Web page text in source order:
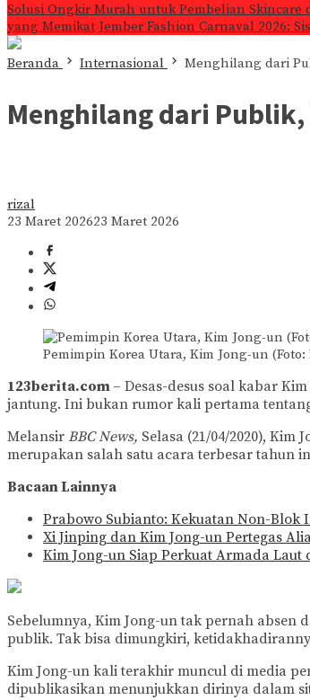
Solusi Ongkir Murah untuk Pembelian Skincare
yang Memikat Jember Fashion Carnaval 2026:
Beranda Internasional Menghilang dari
Menghilang dari
rizal
23 Maret 202623 Maret 2026
Pemimpin Korea Utara, Kim Jong-un (Foto:
123berita.com – Desas-desus soal kabar
jantung. Ini bukan rumor kali pertama
Melansir BBC News, Selasa (21/04/2020),
merupakan salah satu acara terbesar tahun
Bacaan Lainnya
Prabowo Subianto: Kekuatan Non-Blok
Xi Jinping dan Kim Jong-un Pertegas
Kim Jong-un Siap Perkuat Armada Laut
Sebelumnya, Kim Jong-un tak pernah
publik. Tak bisa dimungkiri,
Kim Jong-un kali terakhir muncul di media
dipublikasikan menunjukkan dirinya dalam